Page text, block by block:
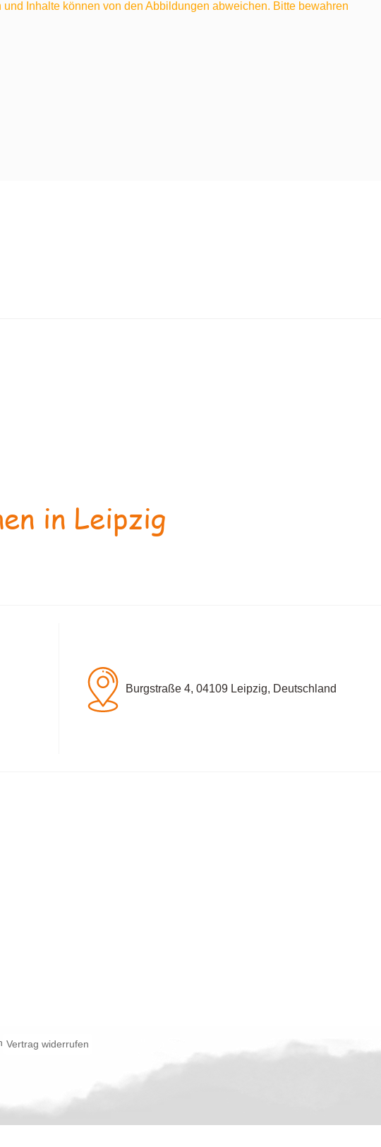
Inhalte können von den Abbildungen abweichen. Bitte bewahren
in Leipzig
Burgstraße 4, 04109 Leipzig, Deutschland
Vertrag widerrufen